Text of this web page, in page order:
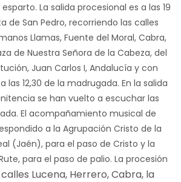
La salida procesional es a las 19
de San Pedro, recorriendo las calles
Llamas, Fuente del Moral, Cabra,
de Nuestra Señora de la Cabeza, del
Juan Carlos I, Andalucía y con
las 12,30 de la madrugada. En la salida
se han vuelto a escuchar las
El acompañamiento musical de
a la Agrupación Cristo de la
(Jaén), para el paso de Cristo y la
para el paso de palio. La procesión
calles Lucena, Herrero, Cabra, la